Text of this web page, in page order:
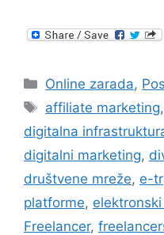
Categories
Online zarada,
Tags
affiliate marketing,
digitalna
digitalni marketing,
društvene mreže, e-
platforme,
Freelancer,